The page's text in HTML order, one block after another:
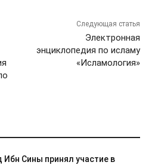
Следующая статья
Электронная
энциклопедия по исламу
«Исламология»
Ибн Сины принял участие в